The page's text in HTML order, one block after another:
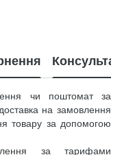
чи поштомат за
на замовлення
товару за допомогою
за тарифами